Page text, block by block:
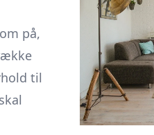
på,
til